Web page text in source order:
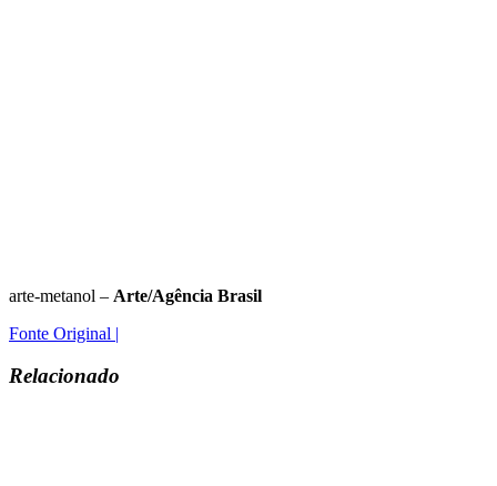
arte-metanol – Arte/Agência Brasil
Fonte Original |
Relacionado